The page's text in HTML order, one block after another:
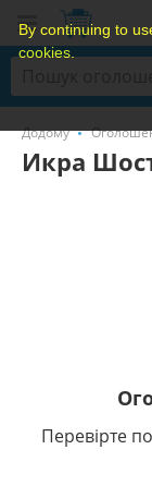
By continuing to
cookies.
Додому
Икра
Перевірте